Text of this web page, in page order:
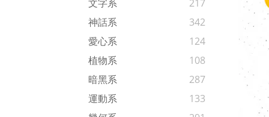
文字系
217
神話系
342
愛心系
124
植物系
108
暗黑系
287
運動系
133